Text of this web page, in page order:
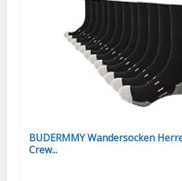
BUDERMMY Wandersocken
Crew...